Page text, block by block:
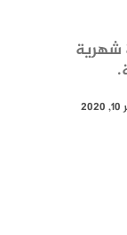
زيارة شهرية